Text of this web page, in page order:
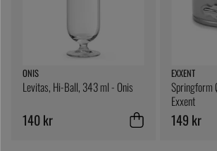
ONIS
Levitas, Hi-Ball, 343 ml - Onis
140 kr
EXXENT
Springform
Exxent
149 kr